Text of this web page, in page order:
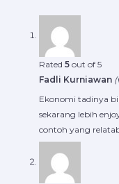
Rated 5 out of 5
Fadli Kurniawan
Ekonomi tadinya
sekarang lebih
contoh yang